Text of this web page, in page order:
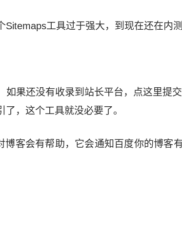
Sitemaps工具过于强大，到现在还在内
如果还没有收录到站长平台，点这里提
，这个工具就没必要了。
博客会有帮助，它会通知百度你的博客